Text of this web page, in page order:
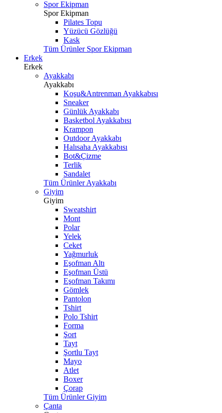
Spor Ekipman
Spor Ekipman
Pilates Topu
Yüzücü Gözlüğü
Kask
Tüm Ürünler Spor Ekipman
Erkek
Erkek
Ayakkabı
Ayakkabı
Koşu&Antrenman Ayakkabısı
Sneaker
Günlük Ayakkabı
Basketbol Ayakkabısı
Krampon
Outdoor Ayakkabı
Halısaha Ayakkabısı
Bot&Çizme
Terlik
Sandalet
Tüm Ürünler Ayakkabı
Giyim
Giyim
Sweatshirt
Mont
Polar
Yelek
Ceket
Yağmurluk
Eşofman Altı
Eşofman Üstü
Eşofman Takımı
Gömlek
Pantolon
Tshirt
Polo Tshirt
Forma
Şort
Tayt
Şortlu Tayt
Mayo
Atlet
Boxer
Çorap
Tüm Ürünler Giyim
Çanta